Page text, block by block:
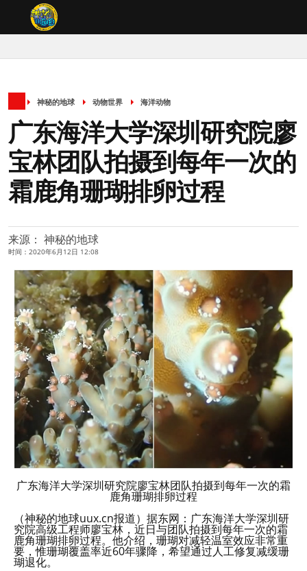
神秘的地球 动物世界 海洋动物
广东海洋大学深圳研究院廖
宝林团队拍摄到每年一次的
霜鹿角珊瑚排卵过程
来源： 神秘的地球
时间：2020年6月12日 12:08
广东海洋大学深圳研究院廖宝林团队拍摄到每年一次的霜
鹿角珊瑚排卵过程
（神秘的地球uux.cn报道）据东网：广东海洋大学深圳研
究院高级工程师廖宝林，近日与团队拍摄到每年一次的霜
鹿角珊瑚排卵过程。他介绍，珊瑚对减轻温室效应非常重
要，惟珊瑚覆盖率近60年骤降，希望通过人工修复减缓珊
瑚退化。